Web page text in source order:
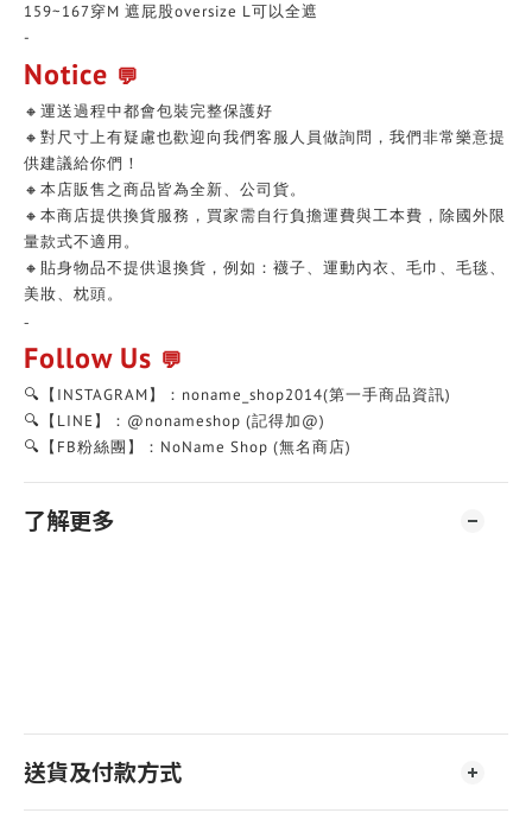
159~167穿M 遮屁股oversize L可以全遮
-
Notice 💬
🔸運送過程中都會包裝完整保護好
🔸對尺寸上有疑慮也歡迎向我們客服人員做詢問，我們非常樂意提
供建議給你們！
🔸本店販售之商品皆為全新、公司貨。
🔸本商店提供換貨服務，買家需自行負擔運費與工本費，除國外限
量款式不適用。
🔸貼身物品不提供退換貨，例如：襪子、運動內衣、毛巾、毛毯、
美妝、枕頭。
-
Follow Us 💬
🔍【INSTAGRAM】：noname_shop2014(第一手商品資訊)
🔍【LINE】：@nonameshop (記得加@)
🔍【FB粉絲團】：NoName Shop (無名商店)
了解更多
送貨及付款方式